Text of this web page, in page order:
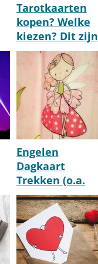
Tarotkaarten
kopen? Welke
kiezen? Dit zijn
de beste decks!
Engelen
Dagkaart
Trekken (o.a.
Van Aartsengel
Michael)
[Online]